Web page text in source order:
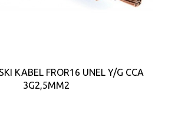
KABEL FROR16 UNEL Y/G CCA
3G2,5MM2